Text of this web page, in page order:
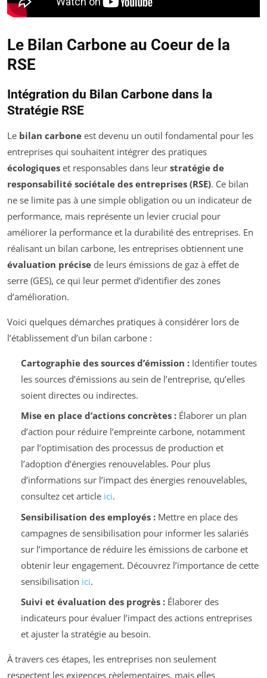
Le Bilan Carbone au Coeur de la
RSE
Intégration du Bilan Carbone dans la
Stratégie RSE
Le bilan carbone est devenu un outil fondamental pour les
entreprises qui souhaitent intégrer des pratiques
écologiques et responsables dans leur stratégie de
responsabilité sociétale des entreprises (RSE). Ce bilan
ne se limite pas à une simple obligation ou un indicateur de
performance, mais représente un levier crucial pour
améliorer la performance et la durabilité des entreprises. En
réalisant un bilan carbone, les entreprises obtiennent une
évaluation précise de leurs émissions de gaz à effet de
serre (GES), ce qui leur permet d’identifier des zones
d’amélioration.
Voici quelques démarches pratiques à considérer lors de
l’établissement d’un bilan carbone :
Cartographie des sources d’émission :Identifier toutes
les sources d’émissions au sein de l’entreprise, qu’elles
soient directes ou indirectes.
Mise en place d’actions concrètes :Élaborer un plan
d’action pour réduire l’empreinte carbone, notamment
par l’optimisation des processus de production et
l’adoption d’énergies renouvelables. Pour plus
d’informations sur l’impact des énergies renouvelables,
consultez cet article ici.
Sensibilisation des employés :Mettre en place des
campagnes de sensibilisation pour informer les salariés
sur l’importance de réduire les émissions de carbone et
obtenir leur engagement. Découvrez l’importance de cette
sensibilisation ici.
Suivi et évaluation des progrès :Élaborer des
indicateurs pour évaluer l’impact des actions entreprises
et ajuster la stratégie au besoin.
À travers ces étapes, les entreprises non seulement
respectent les exigences règlementaires, mais elles